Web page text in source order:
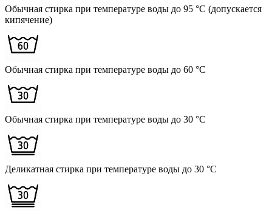
Обычная стирка при температуре воды до 95 °C (допускается
кипячение)
Обычная стирка при температуре воды до 60 °C
Обычная стирка при температуре воды до 30 °C
Деликатная стирка при температуре воды до 30 °C